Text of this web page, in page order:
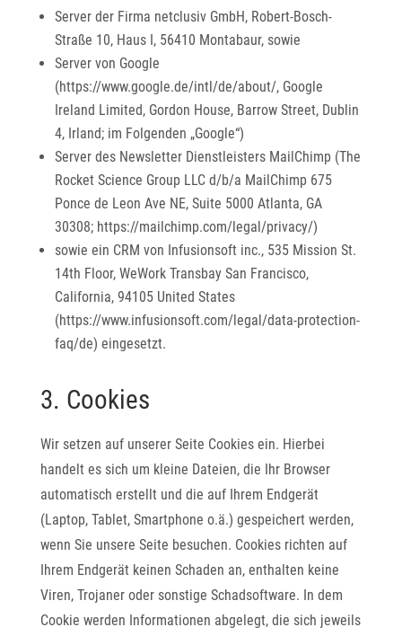
Server der Firma netclusiv GmbH, Robert-Bosch-
Straße 10, Haus I, 56410 Montabaur, sowie
Server von Google
(https://www.google.de/intl/de/about/, Google
Ireland Limited, Gordon House, Barrow Street, Dublin
4, Irland; im Folgenden „Google“)
Server des Newsletter Dienstleisters MailChimp (The
Rocket Science Group LLC d/b/a MailChimp 675
Ponce de Leon Ave NE, Suite 5000 Atlanta, GA
30308; https://mailchimp.com/legal/privacy/)
sowie ein CRM von Infusionsoft inc., 535 Mission St.
14th Floor, WeWork Transbay San Francisco,
California, 94105 United States
(https://www.infusionsoft.com/legal/data-protection-
faq/de) eingesetzt.
3. Cookies
Wir setzen auf unserer Seite Cookies ein. Hierbei
handelt es sich um kleine Dateien, die Ihr Browser
automatisch erstellt und die auf Ihrem Endgerät
(Laptop, Tablet, Smartphone o.ä.) gespeichert werden,
wenn Sie unsere Seite besuchen. Cookies richten auf
Ihrem Endgerät keinen Schaden an, enthalten keine
Viren, Trojaner oder sonstige Schadsoftware. In dem
Cookie werden Informationen abgelegt, die sich jeweils